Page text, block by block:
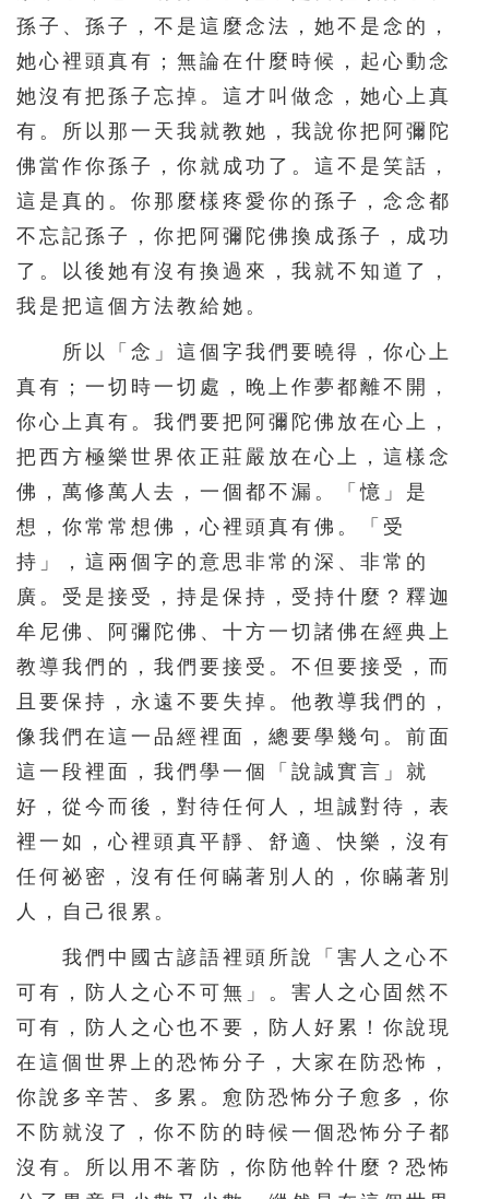
孫子、孫子，不是這麼念法，她不是念的，
她心裡頭真有；無論在什麼時候，起心動念
她沒有把孫子忘掉。這才叫做念，她心上真
有。所以那一天我就教她，我說你把阿彌陀
佛當作你孫子，你就成功了。這不是笑話，
這是真的。你那麼樣疼愛你的孫子，念念都
不忘記孫子，你把阿彌陀佛換成孫子，成功
了。以後她有沒有換過來，我就不知道了，
我是把這個方法教給她。
所以「念」這個字我們要曉得，你心上
真有；一切時一切處，晚上作夢都離不開，
你心上真有。我們要把阿彌陀佛放在心上，
把西方極樂世界依正莊嚴放在心上，這樣念
佛，萬修萬人去，一個都不漏。「憶」是
想，你常常想佛，心裡頭真有佛。「受
持」，這兩個字的意思非常的深、非常的
廣。受是接受，持是保持，受持什麼？釋迦
牟尼佛、阿彌陀佛、十方一切諸佛在經典上
教導我們的，我們要接受。不但要接受，而
且要保持，永遠不要失掉。他教導我們的，
像我們在這一品經裡面，總要學幾句。前面
這一段裡面，我們學一個「說誠實言」就
好，從今而後，對待任何人，坦誠對待，表
裡一如，心裡頭真平靜、舒適、快樂，沒有
任何祕密，沒有任何瞞著別人的，你瞞著別
人，自己很累。
我們中國古諺語裡頭所說「害人之心不
可有，防人之心不可無」。害人之心固然不
可有，防人之心也不要，防人好累！你說現
在這個世界上的恐怖分子，大家在防恐怖，
你說多辛苦、多累。愈防恐怖分子愈多，你
不防就沒了，你不防的時候一個恐怖分子都
沒有。所以用不著防，你防他幹什麼？恐怖